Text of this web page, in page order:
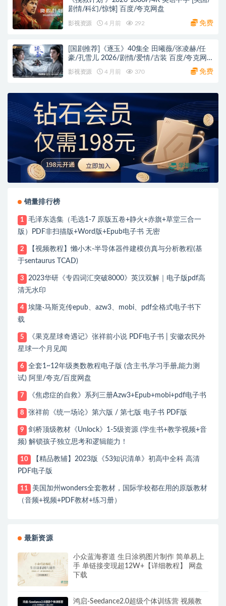
剧情/科幻/惊悚] 百度/夸克网盘
影视资源 4 月前 292 免费
[国剧推荐]《逐玉》40集全 田曦薇/张凌赫/任
豪/孔雪儿 2026/剧情/爱情/古装 百度/夸克网
影视资源 4 月前 370 免费
销量排行榜
1
毛泽东选集（毛选1-7 原版五卷+静火+赤旗+草堂三合一
版）PDF非扫描版+Word版+Epub电子书 无密
2
【视频教程】懒小木-半导体器件建模仿真与分析教程(基
于sentaurus TCAD)
3
2023华研《专四词汇突破8000》英汉双解｜电子版pdf高
清无水印
4
埃隆·马斯克传epub、azw3、mobi、pdf全格式电子书下
载
5
《果克星球奇遇记》张祥前小说 PDF电子书 | 安徽农民外
星球一个月见闻
6
全套1~12年级奥数教程电子版 (含主书,学习手册,能力测
试) 阿里/夸克/百度网盘
7 《焦虑症的自救》系列三册Azw3+Epub+mobi+pdf电子书
8 张祥前《统一场论》第六版 / 第七版 电子书 PDF版
9
剑桥顶级教材《Unlock》1-5级资源 (学生书+教学视频+音
频) 解锁孩子独立思考和逻辑能力！
10
【精品教辅】2023版《53知识清单》初高中全科 高清
PDF电子版
11
美国加州wonders全套教材，国际学校都在用的原版教材
（音频+视频+PDF教材+练习册）
最新资源
小众蓝海赛道 生日涂鸦图片制作 简单易上
手 单链接变现超12W+【详细教程】 网盘
下载
鸿启-Seedance2.0超级个体训练营 视频教